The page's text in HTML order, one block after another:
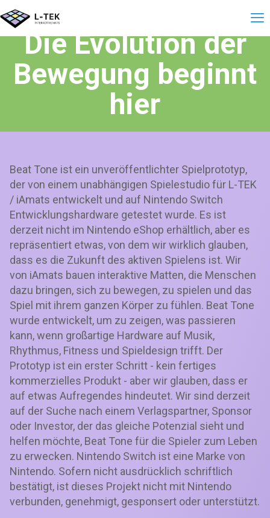
Die Evolution der
Bewegung beginnt
hier
Beat Tone ist ein unveröffentlichter Spielprototyp,
der von einem unabhängigen Spielestudio für L-TEK
/ iAmats entwickelt und auf Nintendo Switch
Entwicklungshardware getestet wurde. Es ist
derzeit nicht im Nintendo eShop erhältlich, aber es
repräsentiert etwas, von dem wir wirklich glauben,
dass es die Zukunft des aktiven Spielens ist. Wir
von iAmats bauen interaktive Matten, die Menschen
dazu bringen, sich zu bewegen, zu spielen und das
Spiel mit ihrem ganzen Körper zu fühlen. Beat Tone
wurde entwickelt, um zu zeigen, was passieren
kann, wenn großartige Hardware auf Musik,
Rhythmus, Fitness und Spieldesign trifft. Der
Prototyp ist ein erster Schritt - kein fertiges
kommerzielles Produkt - aber wir glauben, dass er
auf etwas Aufregendes hindeutet. Wir sind derzeit
auf der Suche nach einem Verlagspartner, Sponsor
oder Investor, der das gleiche Potenzial sieht und
helfen möchte, Beat Tone für die Spieler zum Leben
zu erwecken. Nintendo Switch ist eine Marke von
Nintendo. Sofern nicht ausdrücklich schriftlich
bestätigt, ist dieses Projekt nicht mit Nintendo
verbunden, genehmigt, gesponsert oder unterstützt.